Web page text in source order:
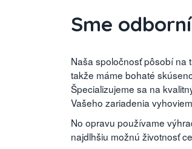
Sme
Naša spoločnosť pôsobí na
takže máme bohaté
Špecializujeme sa na
Vašeho zariadenia
No opravu používame
najdlhšiu možnú životnosť